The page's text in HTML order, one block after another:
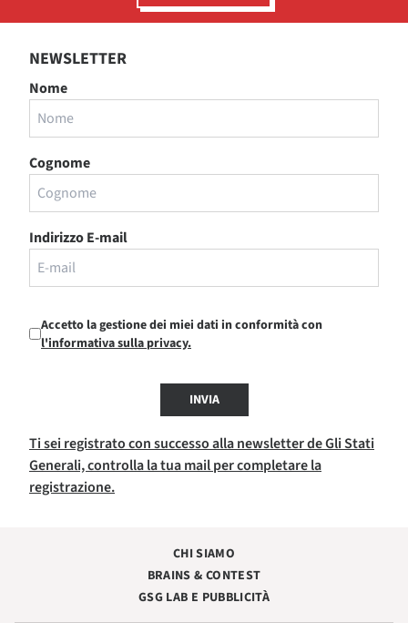
NEWSLETTER
Nome
Cognome
Indirizzo E-mail
Accetto la gestione dei miei dati in conformità con
l'informativa sulla privacy.
INVIA
Ti sei registrato con successo alla newsletter de Gli Stati
Generali, controlla la tua mail per completare la
registrazione.
CHI SIAMO
BRAINS & CONTEST
GSG LAB E PUBBLICITÀ